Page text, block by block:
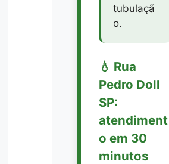
tubulaçã
o.
💧 Rua
Pedro Doll
SP:
atendiment
o em 30
minutos